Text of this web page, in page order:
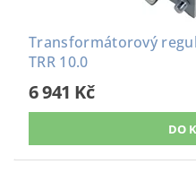
Transformátorový
TRR 10.0
6 941 Kč